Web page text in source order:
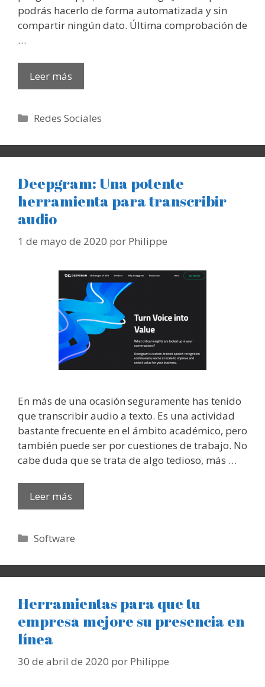
podrás hacerlo de forma automatizada y sin
compartir ningún dato. Última comprobación de
…
Leer más
Categorías
Redes Sociales
Deepgram: Una potente
herramienta para transcribir
audio
1 de mayo de 2020 por Philippe
En más de una ocasión seguramente has tenido
que transcribir audio a texto. Es una actividad
bastante frecuente en el ámbito académico, pero
también puede ser por cuestiones de trabajo. No
cabe duda que se trata de algo tedioso, más …
Leer más
Categorías
Software
Herramientas para que tu
empresa mejore su presencia en
línea
30 de abril de 2020 por Philippe